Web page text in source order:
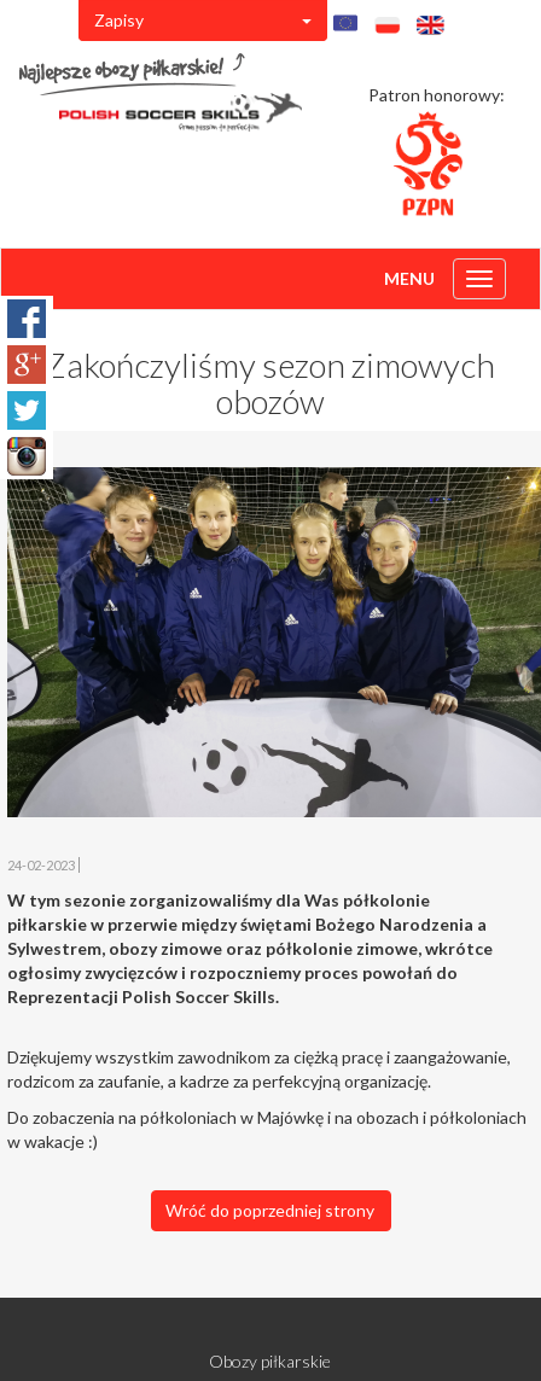
Zapisy
Patron honorowy:
Toggle
MENU
Zakończyliśmy sezon zimowych
obozów
24-02-2023
W tym sezonie zorganizowaliśmy dla Was półkolonie
piłkarskie w przerwie między świętami Bożego Narodzenia a
Sylwestrem, obozy zimowe oraz półkolonie zimowe, wkrótce
ogłosimy zwycięzców i rozpoczniemy proces powołań do
Reprezentacji Polish Soccer Skills.
Dziękujemy wszystkim zawodnikom za ciężką pracę i zaangażowanie,
rodzicom za zaufanie, a kadrze za perfekcyjną organizację.
Do zobaczenia na półkoloniach w Majówkę i na obozach i półkoloniach
w wakacje :)
Wróć do poprzedniej strony
Obozy piłkarskie